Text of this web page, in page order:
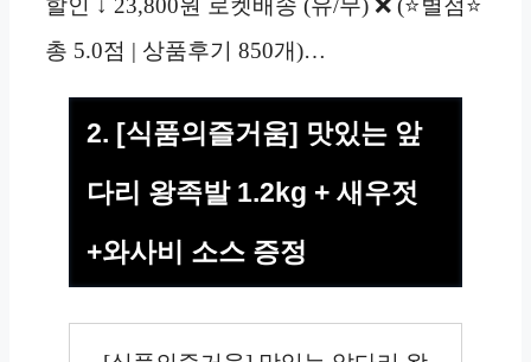
할인 ↓ 23,800원 로켓배송 (유/무) ❌ (⭐별점⭐
총 5.0점 | 상품후기 850개)…
2. [식품의즐거움] 맛있는 앞
다리 왕족발 1.2kg + 새우젓
+와사비 소스 증정